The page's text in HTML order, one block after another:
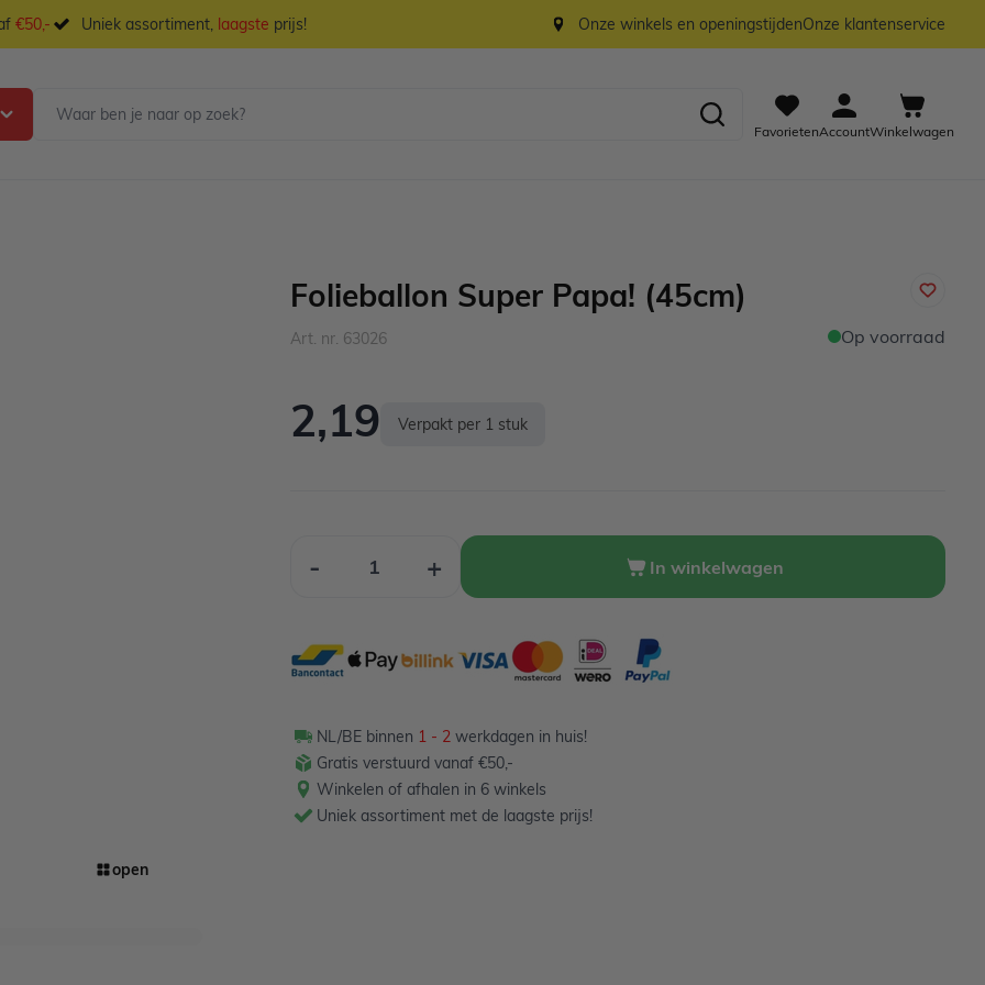
€50,- Uniek assortiment, laagste prijs! Onze winkels en openingstijdenOnze klantenservice
FavorietenAccountWinkelwagen
open
Folieballon Super Papa! (45cm)
Art. nr. 63026 Op voorraad
2,19 Verpakt per 1 stuk
- + In winkelwagen
NL/BE binnen 1 - 2 werkdagen in huis!
Gratis verstuurd vanaf €50,-
Winkelen of afhalen in 6 winkels
Uniek assortiment met de laagste prijs!